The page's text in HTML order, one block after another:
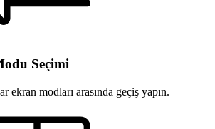
Seçimi
ekran modları arasında geçiş yapın.